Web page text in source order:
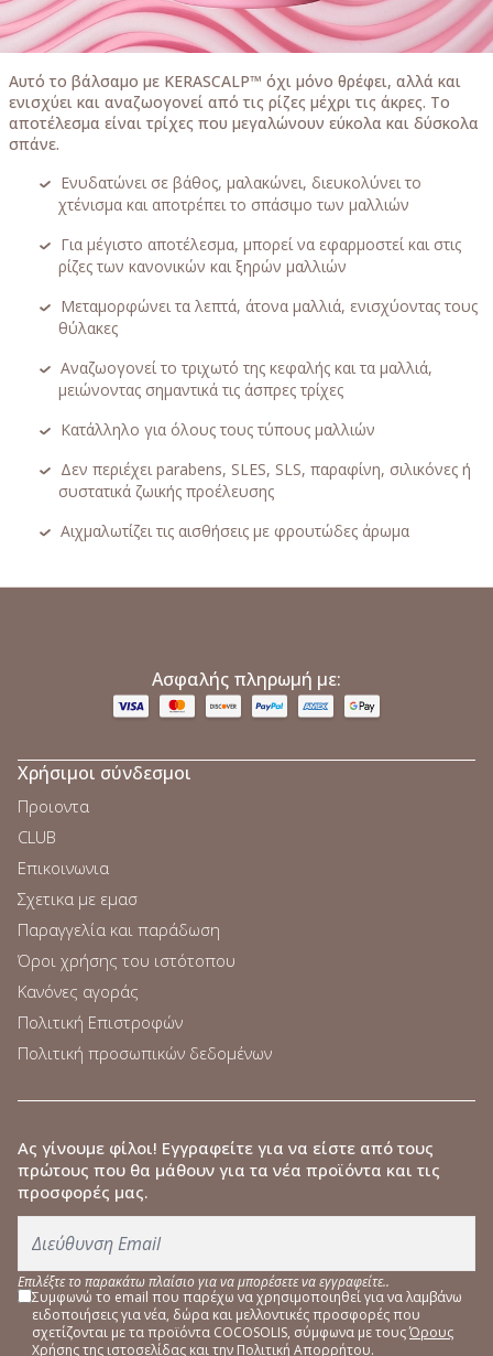
Αυτό το βάλσαμο με KERASCALP™ όχι μόνο θρέφει, αλλά και
ενισχύει και αναζωογονεί από τις ρίζες μέχρι τις άκρες. Το
αποτέλεσμα είναι τρίχες που μεγαλώνουν εύκολα και δύσκολα
σπάνε.
Ενυδατώνει σε βάθος, μαλακώνει, διευκολύνει το
χτένισμα και αποτρέπει το σπάσιμο των μαλλιών
Για μέγιστο αποτέλεσμα, μπορεί να εφαρμοστεί και στις
ρίζες των κανονικών και ξηρών μαλλιών
Μεταμορφώνει τα λεπτά, άτονα μαλλιά, ενισχύοντας τους
θύλακες
Αναζωογονεί το τριχωτό της κεφαλής και τα μαλλιά,
μειώνοντας σημαντικά τις άσπρες τρίχες
Κατάλληλο για όλους τους τύπους μαλλιών
Δεν περιέχει parabens, SLES, SLS, παραφίνη, σιλικόνες ή
συστατικά ζωικής προέλευσης
Αιχμαλωτίζει τις αισθήσεις με φρουτώδες άρωμα
Ασφαλής πληρωμή με:
Χρήσιμοι σύνδεσμοι
Προιοντα
CLUB
Επικοινωνια
Σχετικα με εμασ
Παραγγελία και παράδωση
Όροι χρήσης του ιστότοπου
Κανόνες αγοράς
Πολιτική Επιστροφών
Πολιτική προσωπικών δεδομένων
Ας γίνουμε φίλοι! Εγγραφείτε για να είστε από τους
πρώτους που θα μάθουν για τα νέα προϊόντα και τις
προσφορές μας.
Επιλέξτε το παρακάτω πλαίσιο για να μπορέσετε να εγγραφείτε..
Συμφωνώ το email που παρέχω να χρησιμοποιηθεί για να λαμβάνω
ειδοποιήσεις για νέα, δώρα και μελλοντικές προσφορές που
σχετίζονται με τα προϊόντα COCOSOLIS, σύμφωνα με τουςΌρους
Χρήσηςτης ιστοσελίδας και την Πολιτική Απορρήτου.